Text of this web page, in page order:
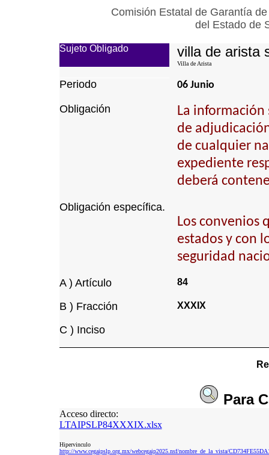
Comisión Estatal de Garantía
del Estado de
Sujeto Obligado villa de arista
Villa de Arista
Periodo 06 Junio
Obligación
La
de
de cualquier
expediente
deberá
Obligación específica.
Los convenios
estados y con
seguridad
A ) Artículo 84
B ) Fracción XXXIX
C ) Inciso
Para
Acceso directo:
LTAIPSLP84XXXIX.xlsx
Hipervinculo
http://www.cegaipslp.org.mx/webcegaip2025.nsf/nombre_de_la_vista/